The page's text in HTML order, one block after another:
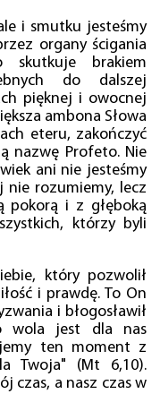
i smutku jesteśmy
organy ścigania
skutkuje brakiem
do dalszej
pięknej i owocnej
ambona Słowa
eteru, zakończyć
nazwę Profeto. Nie
ani nie jesteśmy
nie rozumiemy, lecz
pokorą i z głęboką
którzy byli
który pozwolił
i prawdę. To On
i błogosławił
wola jest dla nas
ten moment z
Twoja" (Mt 6,10).
czas, a nasz czas w